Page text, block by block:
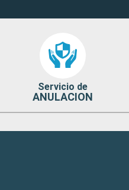
Servicio de
ANULACION